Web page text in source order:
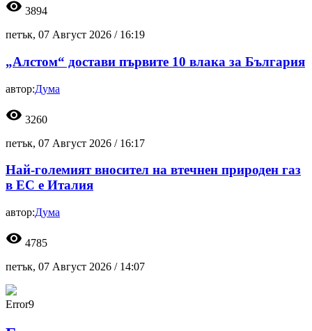
visibility 3894
петък, 07 Август 2026 / 16:19
„Алстом“ достави първите 10 влака за България
автор:Дума
visibility 3260
петък, 07 Август 2026 / 16:17
Най-големият вносител на втечнен природен газ
в ЕС е Италия
автор:Дума
visibility 4785
петък, 07 Август 2026 / 14:07
Error9